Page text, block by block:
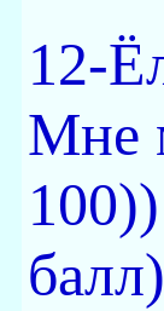
12-
Мне